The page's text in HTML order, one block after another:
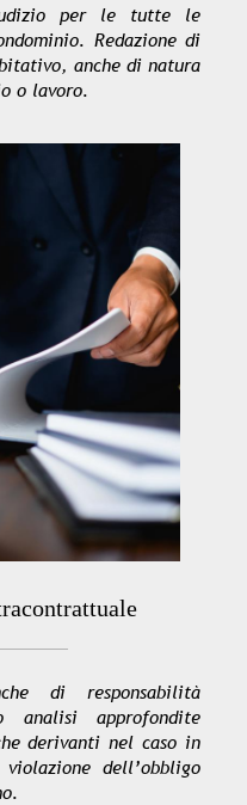
per le tutte le
Redazione di
anche di natura
o lavoro.
di responsabilità
analisi approfondite
derivanti nel caso in
dell’obbligo